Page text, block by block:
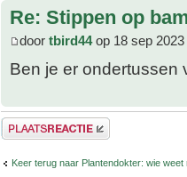
Re: Stippen op
door tbird44op 18 sep 2023
Ben je er ondertussen
Plaats een reactie
Keer terug naar Plantendokter: wie weet